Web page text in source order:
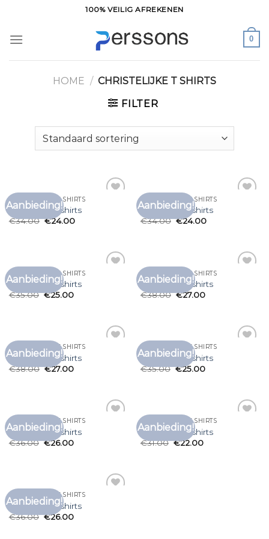
inhoud
100% VEILIG AFREKENEN
0
HOME / CHRISTELIJKE T SHIRTS
FILTER
Aanbieding!
CHRISTELIJKE T SHIRTS
christelijke t shirts
€34.00 €24.00
Aanbieding!
CHRISTELIJKE T SHIRTS
christelijke t shirts
€34.00 €24.00
Aanbieding!
CHRISTELIJKE T SHIRTS
christelijke t shirts
€35.00 €25.00
Aanbieding!
CHRISTELIJKE T SHIRTS
christelijke t shirts
€38.00 €27.00
Aanbieding!
CHRISTELIJKE T SHIRTS
christelijke t shirts
€38.00 €27.00
Aanbieding!
CHRISTELIJKE T SHIRTS
christelijke t shirts
€35.00 €25.00
Aanbieding!
CHRISTELIJKE T SHIRTS
christelijke t shirts
€36.00 €26.00
Aanbieding!
CHRISTELIJKE T SHIRTS
christelijke t shirts
€31.00 €22.00
Aanbieding!
CHRISTELIJKE T SHIRTS
christelijke t shirts
€36.00 €26.00